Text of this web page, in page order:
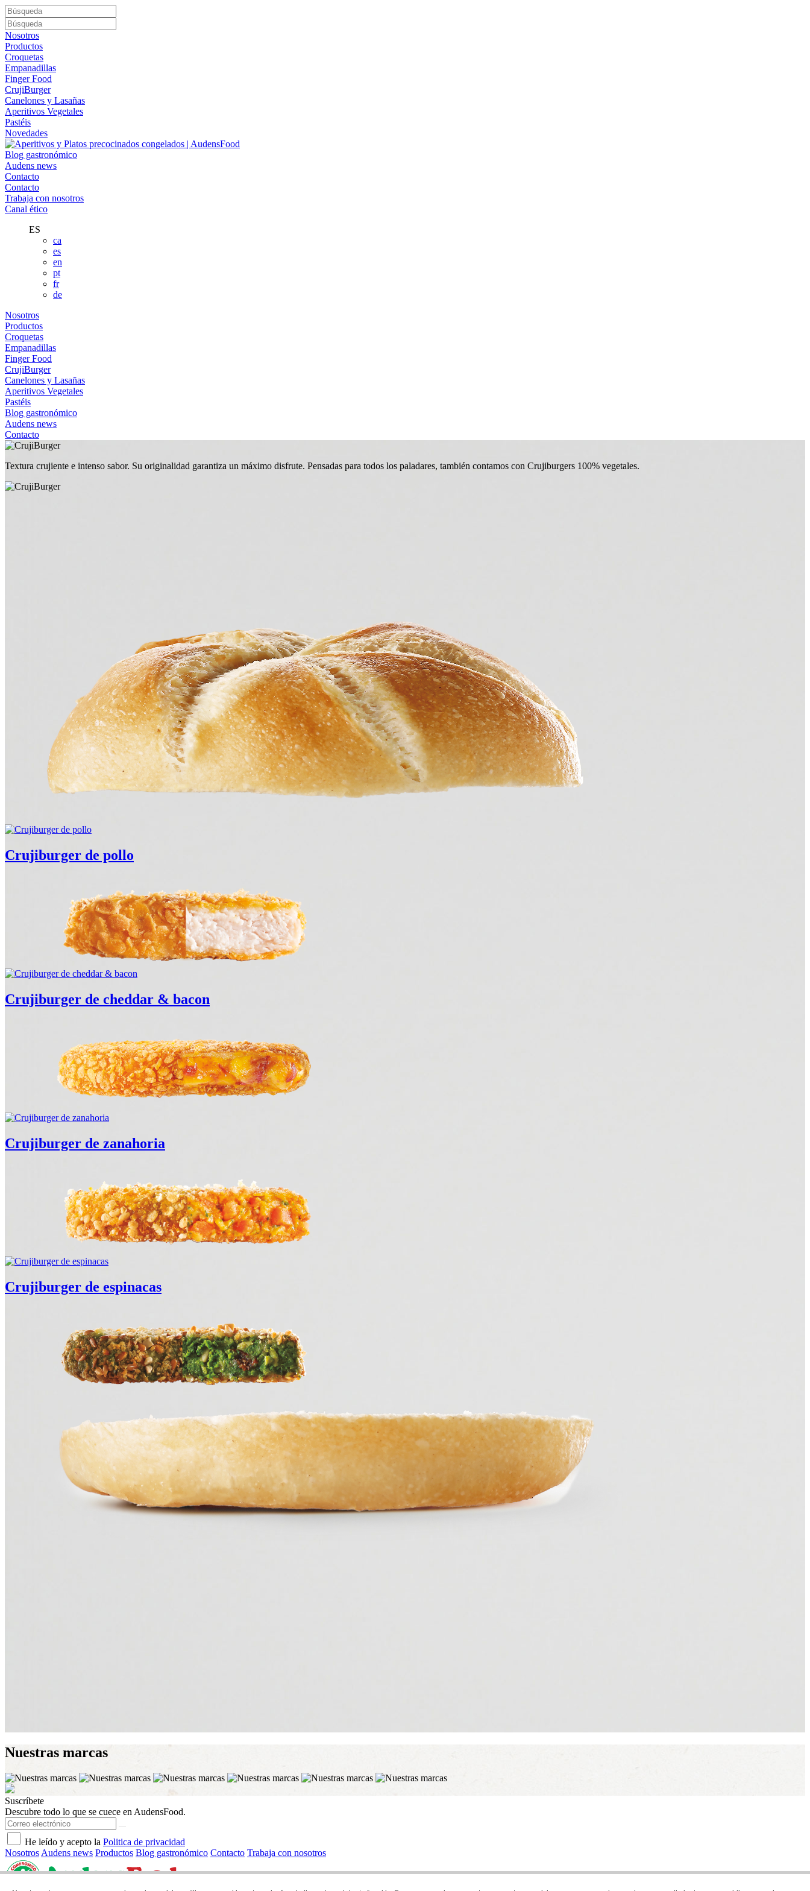
Nosotros
Productos
Croquetas
Empanadillas
Finger Food
CrujiBurger
Canelones y Lasañas
Aperitivos Vegetales
Pastéis
Novedades
Blog gastronómico
Audens news
Contacto
Contacto
Trabaja con nosotros
Canal ético
ES
ca
es
en
pt
fr
de
Nosotros
Productos
Croquetas
Empanadillas
Finger Food
CrujiBurger
Canelones y Lasañas
Aperitivos Vegetales
Pastéis
Blog gastronómico
Audens news
Contacto
Textura crujiente e intenso sabor. Su originalidad garantiza un máximo disfrute. Pensadas para todos los paladares, también contamos con Crujiburgers 100% vegetales.
Crujiburger de pollo
Crujiburger de cheddar & bacon
Crujiburger de zanahoria
Crujiburger de espinacas
Nuestras marcas
Suscríbete
Descubre todo lo que se cuece en AudensFood.
He leído y acepto la Politica de privacidad
Nosotros Audens news Productos Blog gastronómico Contacto Trabaja con nosotros